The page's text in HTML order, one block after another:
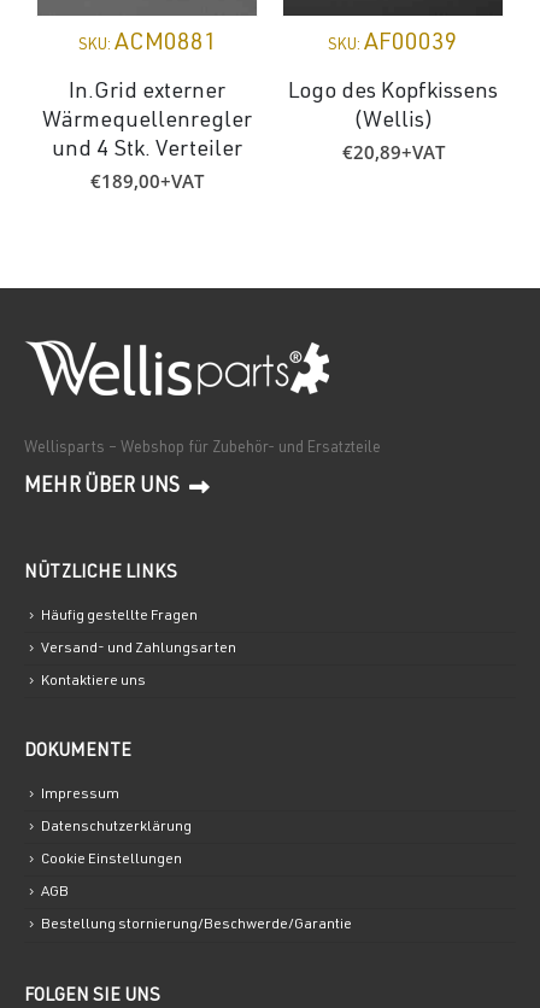
SKU: ACM0881
In.Grid externer
Wärmequellenregler
und 4 Stk. Verteiler
€189,00+VAT
SKU: AF00039
Logo des Kopfkissens
(Wellis)
€20,89+VAT
Wellisparts – Webshop für Zubehör- und Ersatzteile
MEHR ÜBER UNS
NÜTZLICHE LINKS
Häufig gestellte Fragen
Versand- und Zahlungsarten
Kontaktiere uns
DOKUMENTE
Impressum
Datenschutzerklärung
Cookie Einstellungen
AGB
Bestellung stornierung/Beschwerde/Garantie
FOLGEN SIE UNS